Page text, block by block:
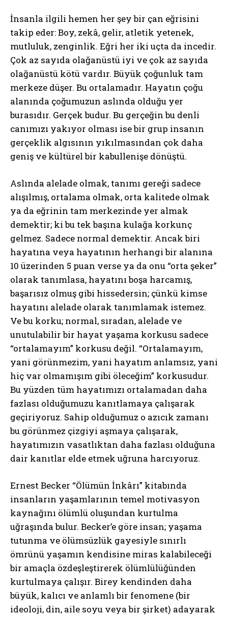
İnsanla ilgili hemen her şey bir çan eğrisini
takip eder: Boy, zekâ, gelir, atletik yetenek,
mutluluk, zenginlik. Eğri her iki uçta da incedir.
Çok az sayıda olağanüstü iyi ve çok az sayıda
olağanüstü kötü vardır. Büyük çoğunluk tam
merkeze düşer. Bu ortalamadır. Hayatın çoğu
alanında çoğumuzun aslında olduğu yer
burasıdır. Gerçek budur. Bu gerçeğin bu denli
canımızı yakıyor olması ise bir grup insanın
gerçeklik algısının yıkılmasından çok daha
geniş ve kültürel bir kabullenişe dönüştü.
Aslında alelade olmak, tanımı gereği sadece
alışılmış, ortalama olmak, orta kalitede olmak
ya da eğrinin tam merkezinde yer almak
demektir; ki bu tek başına kulağa korkunç
gelmez. Sadece normal demektir. Ancak biri
hayatına veya hayatının herhangi bir alanına
10 üzerinden 5 puan verse ya da onu “orta şeker”
olarak tanımlasa, hayatını boşa harcamış,
başarısız olmuş gibi hissedersin; çünkü kimse
hayatını alelade olarak tanımlamak istemez.
Ve bu korku; normal, sıradan, alelade ve
unutulabilir bir hayat yaşama korkusu sadece
“ortalamayım” korkusu değil. “Ortalamayım,
yani görünmezim, yani hayatım anlamsız, yani
hiç var olmamışım gibi öleceğim” korkusudur.
Bu yüzden tüm hayatımızı ortalamadan daha
fazlası olduğumuzu kanıtlamaya çalışarak
geçiriyoruz. Sahip olduğumuz o azıcık zamanı
bu görünmez çizgiyi aşmaya çalışarak,
hayatımızın vasatlıktan daha fazlası olduğuna
dair kanıtlar elde etmek uğruna harcıyoruz.
Ernest Becker “Ölümün İnkârı” kitabında
insanların yaşamlarının temel motivasyon
kaynağını ölümlü oluşundan kurtulma
uğraşında bulur. Becker’e göre insan; yaşama
tutunma ve ölümsüzlük gayesiyle sınırlı
ömrünü yaşamın kendisine miras kalabileceği
bir amaçla özdeşleştirerek ölümlülüğünden
kurtulmaya çalışır. Birey kendinden daha
büyük, kalıcı ve anlamlı bir fenomene (bir
ideoloji, din, aile soyu veya bir şirket) adayarak